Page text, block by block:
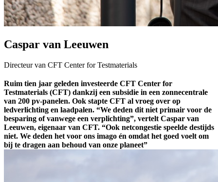
Caspar van Leeuwen
Directeur van CFT Center for Testmaterials
Ruim tien jaar geleden investeerde CFT Center for
Testmaterials (CFT) dankzij een subsidie in een zonnecentrale
van 200 pv-panelen. Ook stapte CFT al vroeg over op
ledverlichting en laadpalen. “We deden dit niet primair voor de
besparing of vanwege een verplichting”, vertelt Caspar van
Leeuwen, eigenaar van CFT. “Ook netcongestie speelde destijds
niet. We deden het voor ons imago én omdat het goed voelt om
bij te dragen aan behoud van onze planeet”